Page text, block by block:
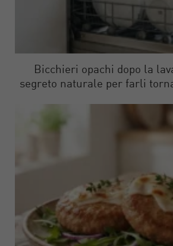
Bicchieri opachi dopo la
segreto naturale per farli